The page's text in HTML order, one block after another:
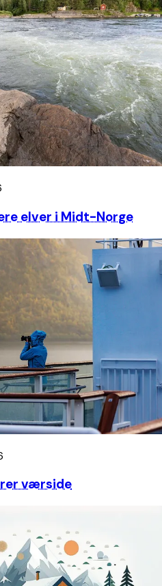
elver i Midt-Norge
værside